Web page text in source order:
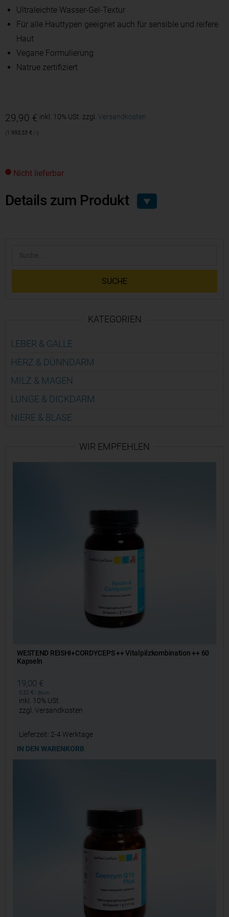
Ultraleichte Wasser-Gel-Textur
Für alle Hauttypen geeignet auch für sensible und reifere
Haut
Vegane Formulierung
Natrue zertifiziert
29,90 € inkl. 10% USt. zzgl. Versandkosten
1.993,33 € /
Nicht lieferbar
Details zum Produkt ▼
SUCHE
KATEGORIEN
LEBER & GALLE
HERZ & DÜNN­DARM
MILZ & MAGEN
LUNGE & DICK­DARM
NIERE & BLASE
WIR EMPFEHLEN
WESTEND REISHI+CORDYCEPS ++ Vitalpilzkombination ++ 60
Kapseln
19,00 €
0,32€ Stück
inkl. 10% USt.
zzgl.Versandkosten
Lieferzeit: 2-4 Werktage
IN DEN WARENKORB